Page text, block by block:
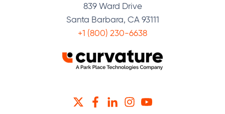
839 Ward Drive
Santa Barbara, CA 93111
+1 (800) 230-6638
TWITTERFACEBOOK
LINKEDININSTAGRAM
YOUTUBE